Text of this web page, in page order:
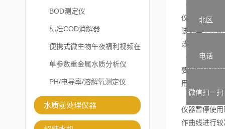
BOD测定仪
标准COD消解器
便携式微生物午夜福利视频在
线观看
单参数重金属水质分析仪
PH/电导率/溶解氧测定仪
水质前处理仪器
（5） 出厂
仪器在出厂
该对其工作
改有关界面
（6） 安装环
要保证COD
用独立的稳
（7） 仪器暂
仪器暂停使
作曲线进行
北区
电话
微信扫一扫